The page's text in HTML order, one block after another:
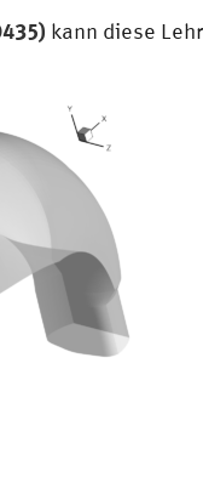
kann diese